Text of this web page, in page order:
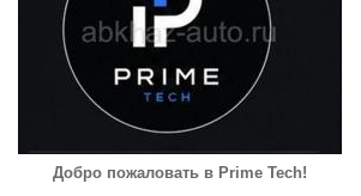
Добро пожаловать в Prime Tech!